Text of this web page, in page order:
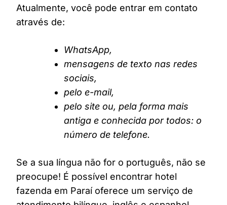
Atualmente, você pode entrar em contato
através de:
WhatsApp,
mensagens de texto nas redes
sociais,
pelo e-mail,
pelo site ou, pela forma mais
antiga e conhecida por todos: o
número de telefone.
Se a sua língua não for o português, não se
preocupe! É possível encontrar hotel
fazenda em Paraí oferece um serviço de